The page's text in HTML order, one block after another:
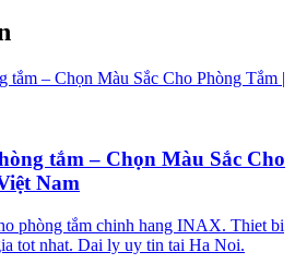
tắm – Chọn Màu Sắc Cho
Nam
phòng tắm chinh hang INAX. Thiet bi
tot nhat. Dai ly uy tin tai Ha Noi.